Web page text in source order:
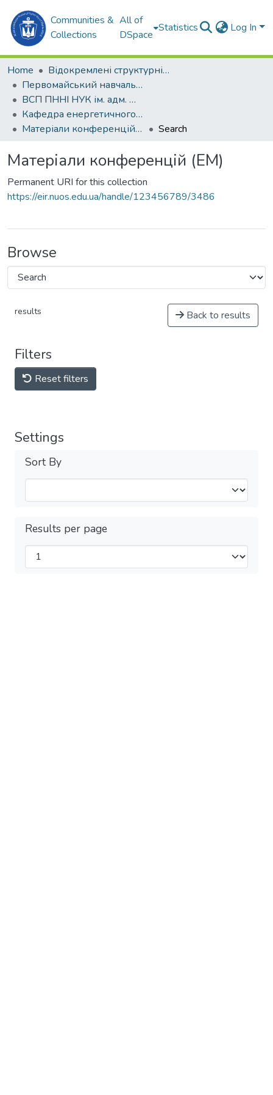
Communities &
Collections
All of
DSpace
Statistics Log In
Home
Відокремлені структурні підрозділи НУК ім. адм. Макарова
Первомайський навчально-науковий інститут НУК ім. адм. Макарова (ПННІ НУК)
ВСП ПННІ НУК ім. адм. Макарова
Кафедра енергетичного машинобудування (ЕМ)
Матеріали конференцій (ЕМ)
Search
Матеріали конференцій (ЕМ)
Permanent URI for this collection
https://eir.nuos.edu.ua/handle/123456789/3486
Browse
results Back to results
Filters
Reset filters
Settings
Sort By
Results per page